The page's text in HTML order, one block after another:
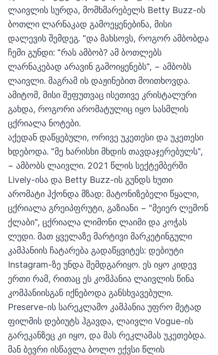
ლაივლის სურდა, მომხმარებელს Betty Buzz-ის
ბოთლი ლარნაკად გამოეყენებინა, მისი
დალევის შემდეგ. "და მახსოვს, როგორ ამბობდა
ჩემი გუნდი: "რას ამბობ? ამ ბოთლებს
ლარნაკებად არავინ გამოიყენებს", − ამბობს
ლაივლი. მაგრამ ის დაჟინებით მოითხოვდა.
ამიტომ, მისი შეფუთვაც ისეთივე კრისტალური
გახდა, როგორი არომატულიც იყო სასმლის
ცქრიალა ნოტები.
აქედან დაწყებული, ორივე უკეთესი და უკეთესი
ხდებოდა. "მე ხარისხი მხდის თავდაჯერებულს",
− ამბობს ლაივლი. 2021 წლის სექტემბერში
Lively-ისა და Betty Buzz-ის გუნდს ხუთი
არომატი ჰქონდა მზად: მატონიზებელი წყალი,
ცქრიალა გრეიპფრუტი, გაზიანი − "მეიერ ლემონ
ქლაბი", ცქრიალა ლიმონი ლაიმი და კოჭას
ლუდი. მათ ყველაზე მარტივი მარკეტინგული
კამპანიის ჩატარება გადაწყვიტეს: დებიუტი
Instagram-ზე უნდა შემდგარიყო. ეს იყო კიდევ
ერთი რამ, რითაც ეს კომპანია ლაივლის წინა
კომპანიისგან იქნებოდა განსხვავებული.
Preserve-ის სარეკლამო კამპანია უფრო მეტად
ფილმის დებიუტს ჰგავდა, ლაივლი Vogue-ის
გარეკანზეც კი იყო, და მას რეკლამას უკეთებდა.
მან ბევრი ისწავლა ბოლო ექვსი წლის